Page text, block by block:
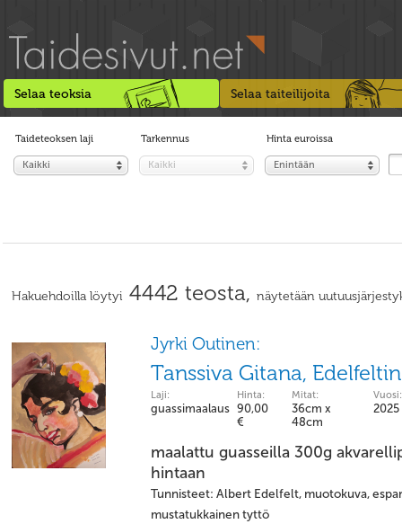
Selaa teoksia Selaa taiteilijoita
Taideteoksen laji
Kaikki
Tarkennus
Kaikki
Hinta euroissa
Enintään
Hakuehdoilla löytyi 4442 teosta, näytetään
Jyrki Outinen:
Tanssiva Gitana,
Laji:
guassimaalaus
Hinta:
90,00
€
Mitat:
36cm x
48cm
Vuosi:
2025
maalattu guasseilla 300g
hintaan
Tunnisteet: Albert Edelfelt, muotokuva,
mustatukkainen tyttö